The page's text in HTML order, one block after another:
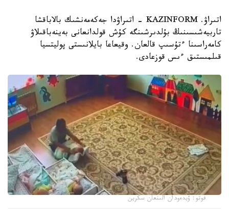
اتىراۋ. KAZINFORM - اتىراۋدا جەكەمەنشىك بالاباقشا
تاربيەشىسىنىڭ بۇلدىرشىنگە كۇش قولدانعانى بەينەباقىلاۋ
كامەراسىنا ءتۇسىپ قالعان. وقيعاعا بايلانىستى پوليتسيا
قىلمىستىق ءىس قوزعادى.
فوتو: ۆيدەودان الىنعان سكرين